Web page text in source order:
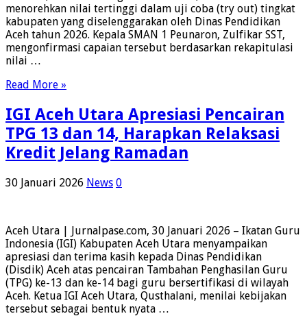
menorehkan nilai tertinggi dalam uji coba (try out) tingkat
kabupaten yang diselenggarakan oleh Dinas Pendidikan
Aceh tahun 2026. Kepala SMAN 1 Peunaron, Zulfikar SST,
mengonfirmasi capaian tersebut berdasarkan rekapitulasi
nilai …
Read More »
IGI Aceh Utara Apresiasi Pencairan
TPG 13 dan 14, Harapkan Relaksasi
Kredit Jelang Ramadan
30 Januari 2026 News 0
Aceh Utara | Jurnalpase.com, 30 Januari 2026 – Ikatan Guru
Indonesia (IGI) Kabupaten Aceh Utara menyampaikan
apresiasi dan terima kasih kepada Dinas Pendidikan
(Disdik) Aceh atas pencairan Tambahan Penghasilan Guru
(TPG) ke-13 dan ke-14 bagi guru bersertifikasi di wilayah
Aceh. Ketua IGI Aceh Utara, Qusthalani, menilai kebijakan
tersebut sebagai bentuk nyata …